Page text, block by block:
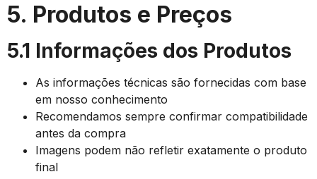
5. Produtos e Preços
5.1 Informações dos Produtos
As informações técnicas são fornecidas com base
em nosso conhecimento
Recomendamos sempre confirmar compatibilidade
antes da compra
Imagens podem não refletir exatamente o produto
final